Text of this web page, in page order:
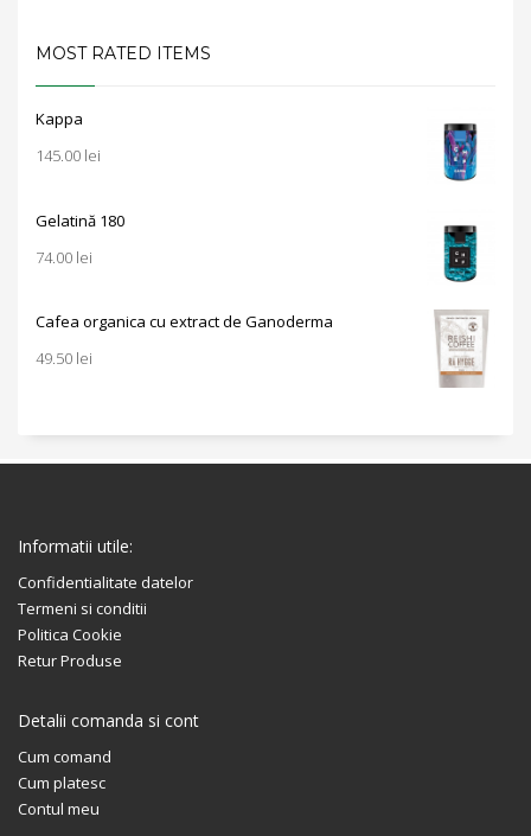
MOST RATED ITEMS
Kappa
145.00 lei
Gelatină 180
74.00 lei
Cafea organica cu extract de Ganoderma
49.50 lei
Informatii utile:
Confidentialitate datelor
Termeni si conditii
Politica Cookie
Retur Produse
Detalii comanda si cont
Cum comand
Cum platesc
Contul meu